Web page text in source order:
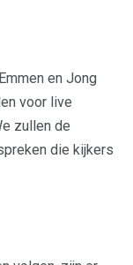
en Jong
voor live
zullen de
die kijkers